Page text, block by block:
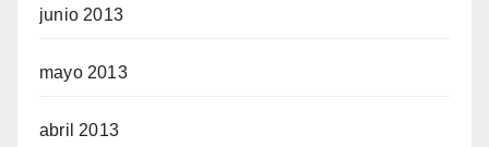
junio 2013
mayo 2013
abril 2013